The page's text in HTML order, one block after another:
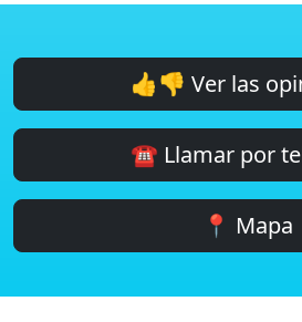
👍👎 Ver las
☎️ Llamar por
📍 Mapa